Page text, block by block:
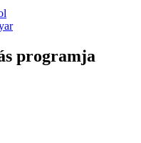
programja